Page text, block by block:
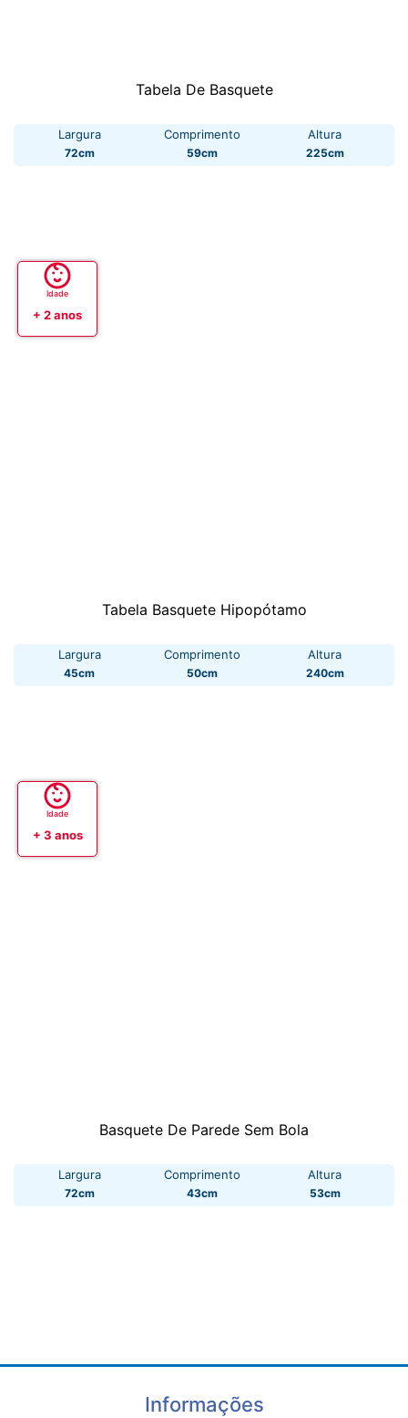
Tabela De Basquete
Largura
72cm
Comprimento
59cm
Altura
225cm
Idade
+ 2 anos
Tabela Basquete Hipopótamo
Largura
45cm
Comprimento
50cm
Altura
240cm
Idade
+ 3 anos
Basquete De Parede Sem Bola
Largura
72cm
Comprimento
43cm
Altura
53cm
Informações